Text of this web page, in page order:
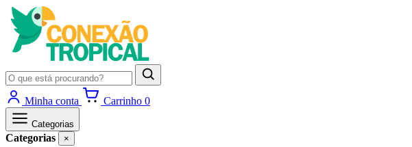
Pesquisar
produtos
Minha conta
Carrinho 0
Categorias
Categorias ×